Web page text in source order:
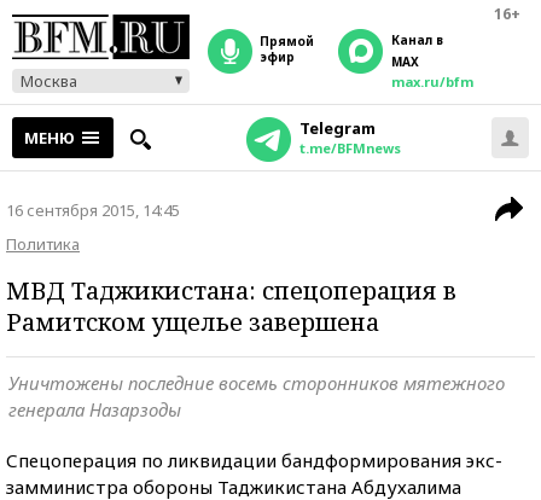
16+
Москва
прямой
эфир
Канал в
MAX
max.ru/bfm
МЕНЮ Telegram
t.me/BFMnews
16 сентября 2015, 14:45
Политика
МВД Таджикистана: спецоперация в
Рамитском ущелье завершена
Уничтожены последние восемь сторонников мятежного
генерала Назарзоды
Спецоперация по ликвидации бандформирования экс-
замминистра обороны Таджикистана Абдухалима